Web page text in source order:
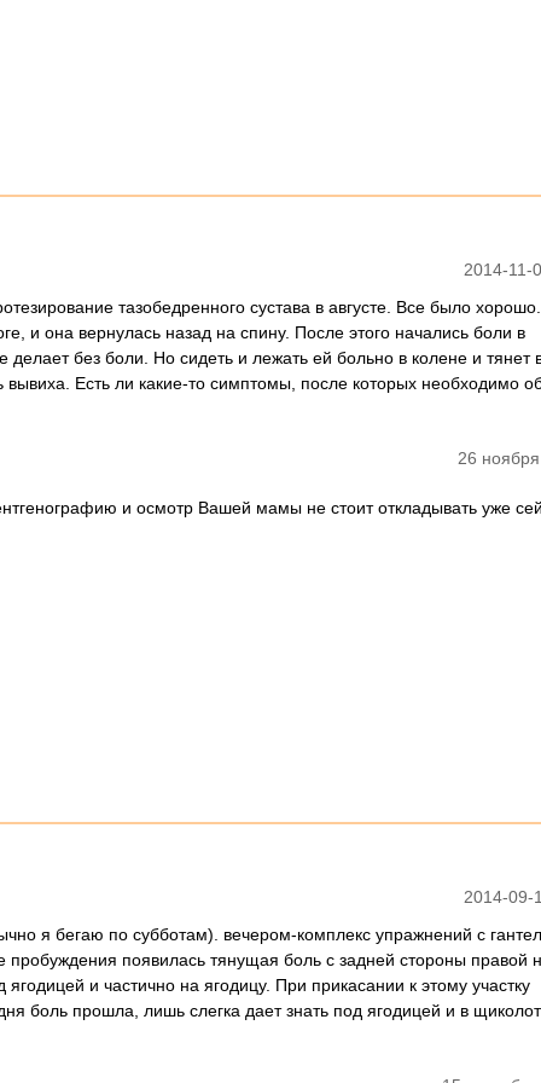
2014-11-
тазобедренного сустава в августе. Все было
и она вернулась назад на спину. После этого начались боли в
без боли. Но сидеть и лежать ей больно в колене и тянет
Есть ли какие-то симптомы, после которых необходимо
26
и осмотр Вашей мамы не стоит откладывать уже
2014-09-
я бегаю по субботам). вечером-комплекс упражнений с
пробуждения появилась тянущая боль с задней стороны правой
и частично на ягодицу. При прикасании к этому участку
боль прошла, лишь слегка дает знать под ягодицей и в